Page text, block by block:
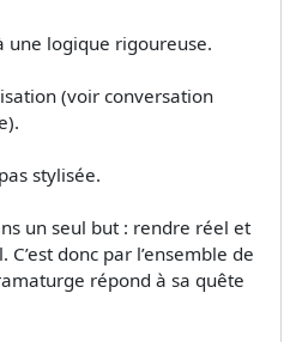
une logique rigoureuse.
(voir conversation
stylisée.
un seul but : rendre réel et
donc par l’ensemble de
répond à sa quête